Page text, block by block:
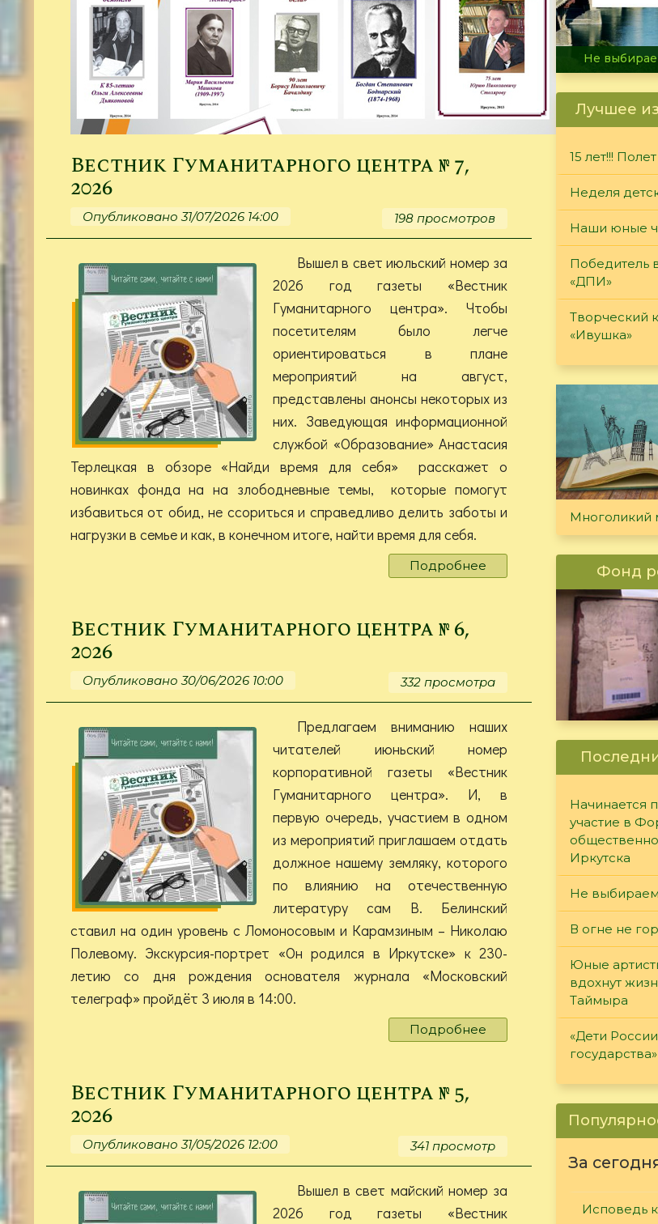
Вестник Гуманитарного центра № 7,
2026
Опубликовано 31/07/2026 14:00 198 просмотров
Вышел в свет июльский номер за
2026 год газеты «Вестник
Гуманитарного центра». Чтобы
посетителям было легче
ориентироваться в плане
мероприятий на август,
представлены анонсы некоторых из
них. Заведующая информационной
службой «Образование» Анастасия
Терлецкая в обзоре «Найди время для себя» расскажет о
новинках фонда на на злободневные темы, которые помогут
избавиться от обид, не ссориться и справедливо делить заботы и
нагрузки в семье и как, в конечном итоге, найти время для себя.
Подробнее
Вестник
Гуманитарного
2026
Вестник Гуманитарного центра № 6,
2026
Опубликовано 30/06/2026 10:00 332 просмотра
Предлагаем вниманию наших
читателей июньский номер
корпоративной газеты «Вестник
Гуманитарного центра». И, в
первую очередь, участием в одном
из мероприятий приглашаем отдать
должное нашему земляку, которого
по влиянию на отечественную
литературу сам В. Белинский
ставил на один уровень с Ломоносовым и Карамзиным – Николаю
Полевому. Экскурсия-портрет «Он родился в Иркутске» к 230-
летию со дня рождения основателя журнала «Московский
телеграф» пройдёт 3 июля в 14:00.
Подробнее
Вестник
2026
Вестник Гуманитарного центра № 5,
2026
Опубликовано 31/05/2026 12:00 341 просмотр
Вышел в свет майский номер за
2026 год газеты «Вестник
В огне не
Лучшее
15 лет!!!
Неделя
Наши юные
Победитель
«ДПИ»
Творческий
«Ивушка»
Многоликий
Фонд
Начинается
участие в
Иркутска
Не
В огне не
Юные
вдохнут
Таймыра
«Дети
государства»
За
Исповедь